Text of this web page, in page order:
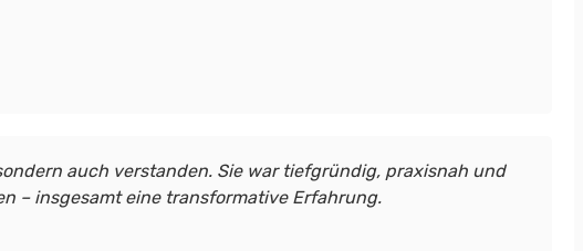
auch verstanden. Sie war tiefgründig, praxisnah und
– insgesamt eine transformative Erfahrung.